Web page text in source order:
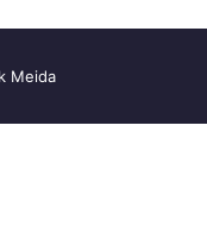
Meida